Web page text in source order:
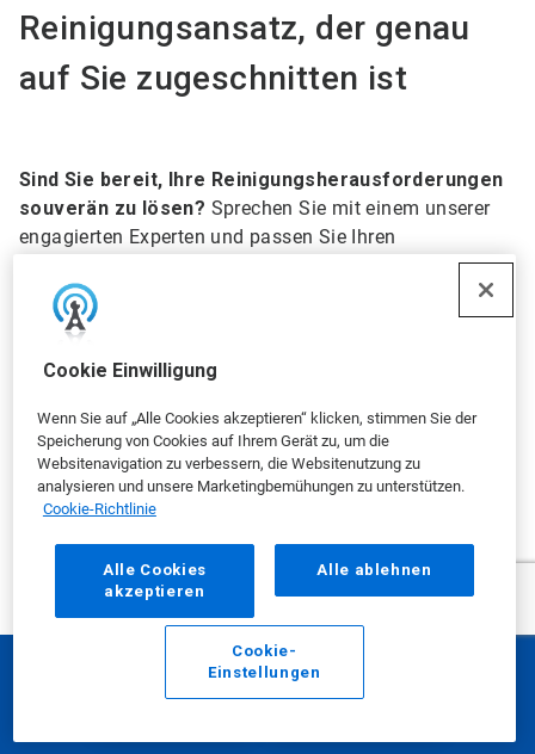
Cookie Einwilligung
Wenn Sie auf „Alle Cookies akzeptieren“ klicken, stimmen Sie der
Speicherung von Cookies auf Ihrem Gerät zu, um die
Websitenavigation zu verbessern, die Websitenutzung zu
analysieren und unsere Marketingbemühungen zu unterstützen.
Cookie-Richtlinie
Alle Cookies
akzeptieren
Alle ablehnen
Cookie-
Einstellungen
Reinigungsansatz, der genau
auf Sie zugeschnitten ist
Sind Sie bereit, Ihre Reinigungsherausforderungen
souverän zu lösen? Sprechen Sie mit einem unserer
engagierten Experten und passen Sie Ihren
Schützen Sie die Produktqualität und vermeiden
Sie kostspielige Rückrufaktionen
Unterstützen Sie die Angleichung von
Steigern Sie die Leistung und minimieren Sie
Ausfallzeiten
Verbessern Sie Ihre Nachhaltigkeit
Konsultationsanfrage
für unsere Life
E-Mail Anrufen